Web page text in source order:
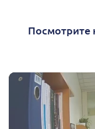
Посмотрите